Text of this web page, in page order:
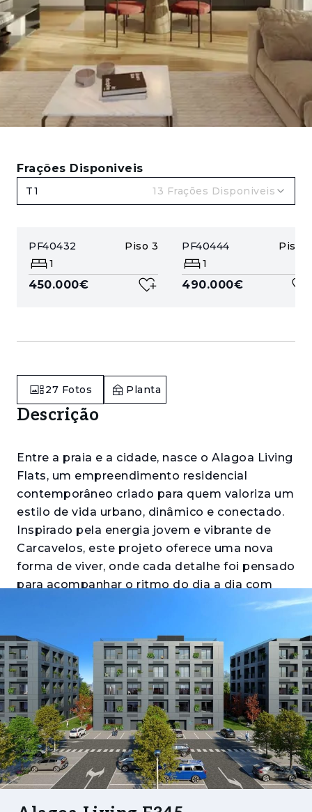
Frações Disponiveis
T1 13 Frações Disponiveis
PF40432 Piso 3
1
450.000€
PF40444 Piso
1
490.000€
27 Fotos Planta
Descrição
Entre a praia e a cidade, nasce o Alagoa Living
Flats, um empreendimento residencial
contemporâneo criado para quem valoriza um
estilo de vida urbano, dinâmico e conectado.
Inspirado pela energia jovem e vibrante de
Carcavelos, este projeto oferece uma nova
forma de viver, onde cada detalhe foi pensado
para acompanhar o ritmo do dia a dia com
funcionalidade, conforto e modernidade.
Integrado no coração do Alagoa Office &
Retail Center, o Alagoa Living Flats
proporciona acesso direto a uma vasta gama
de serviços essenciais, tornando a vida mais
simples e prática. Composto por 3 edifícios e
120 apartamentos, com tipologias T0, T1 e T2,
é uma opção ideal tanto para habitação
própria como para investimento.
Os interiores refletem uma estética moderna
e sofisticada, com cozinhas totalmente